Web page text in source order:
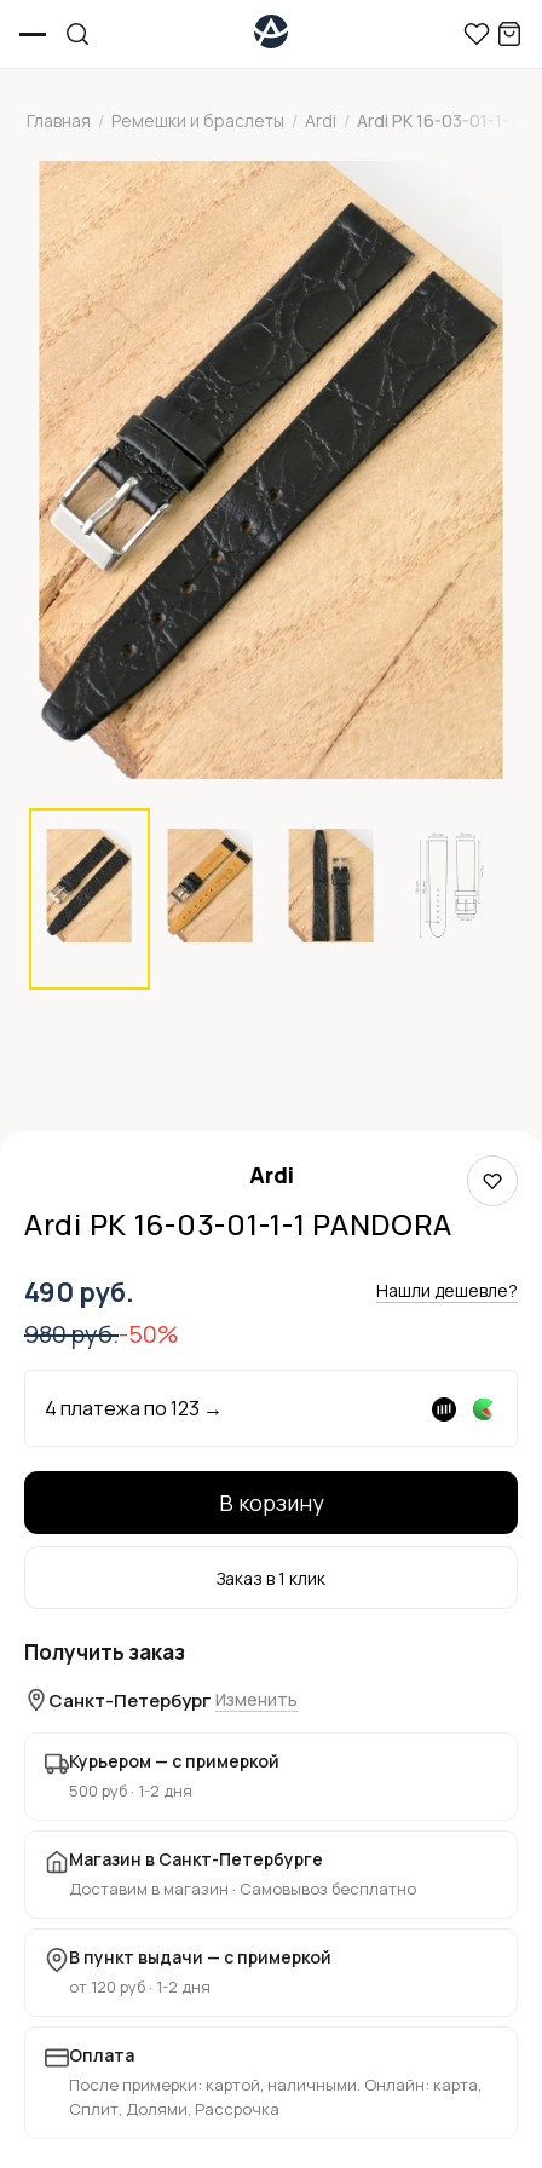
Главная / Ремешки и браслеты / Ardi / Ardi РК 16-03-01-1-1
Ardi
Ardi РК 16-03-01-1-1 PANDORA
490 руб. Нашли дешевле?
980 руб.-50%
4 платежа по123 →
В корзину
Заказ в 1 клик
Получить заказ
Санкт-Петербург Изменить
Курьером — с примеркой
500 руб · 1-2 дня
Магазин в Санкт-Петербурге
Доставим в магазин · Самовывоз бесплатно
В пункт выдачи — с примеркой
от 120 руб · 1-2 дня
Оплата
После примерки: картой, наличными. Онлайн: карта,
Сплит, Долями, Рассрочка